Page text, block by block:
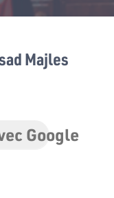
Majles
Google